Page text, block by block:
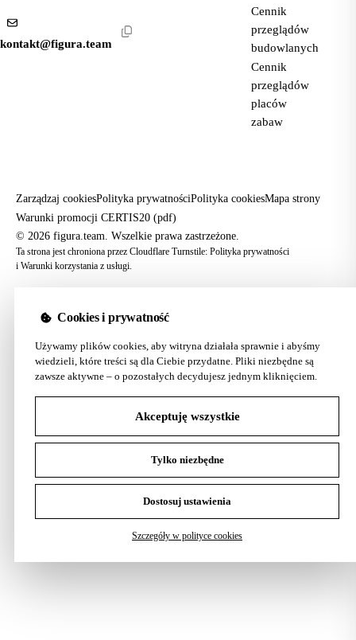
kontakt@figura.team
Cennik
przeglądów
budowlanych
Cennik
przeglądów
placów
zabaw
Zarządzaj cookiesPolityka prywatnościPolityka cookiesMapa strony
Warunki promocji CERTIS20 (pdf)
© 2026 figura.team. Wszelkie prawa zastrzeżone.
Ta strona jest chroniona przez Cloudflare Turnstile: Polityka prywatności
i Warunki korzystania z usługi.
Cookies i prywatność
Używamy plików cookies, aby witryna działała sprawnie i abyśmy
wiedzieli, które treści są dla Ciebie przydatne. Pliki niezbędne są
zawsze aktywne – o pozostałych decydujesz jednym kliknięciem.
Akceptuję wszystkie
Tylko niezbędne
Dostosuj ustawienia
Szczegóły w polityce cookies